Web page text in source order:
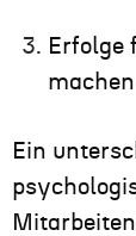
Erfolge
Ein